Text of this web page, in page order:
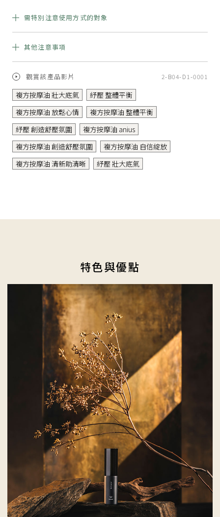
需特別注意使用方式的對象
嬰兒
其他注意事項
精油萃取方式與成分不同，沈澱與混濁皆屬正常現象。 本品限
使用前請先局部測試；孕婦或特殊體質者建議諮詢專業人員。
請置於兒童不易取得處。
觀賞該產品影片 2-B04-D1-0001
複方按摩油 壯大底氣
紓壓 整體平衡
複方按摩油 放鬆心情
複方按摩油 整體平衡
紓壓 創造舒壓氛圍
複方按摩油 anius
複方按摩油 創造舒壓氛圍
複方按摩油 自信綻放
複方按摩油 清新助清晰
紓壓 壯大底氣
特色與優點